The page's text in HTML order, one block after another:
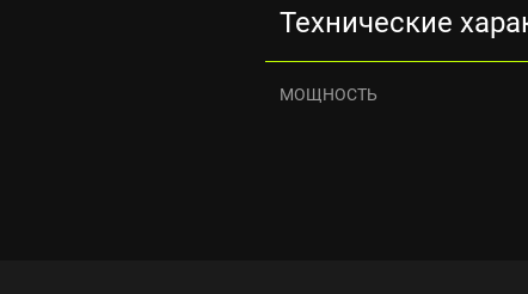
Технические
МОЩНОСТЬ